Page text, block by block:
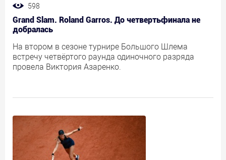
598
Grand Slam. Roland Garros. До четвертьфинала не
добралась
На втором в сезоне турнире Большого Шлема
встречу четвёртого раунда одиночного разряда
провела Виктория Азаренко.